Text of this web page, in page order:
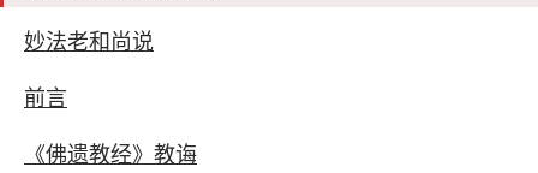
妙法老和尚说
前言
《佛遗教经》教诲